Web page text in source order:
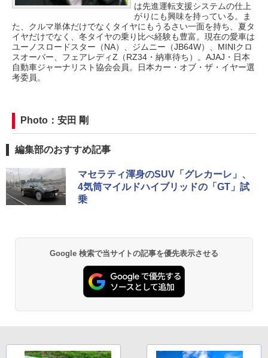
は先進運転支援システムの仕上
がりにも興味を持っている。ま
た、クルマ単体だけでなくタイヤにもうるさい一面を持ち、夏タ
イヤだけでなく、冬タイヤの乗り比べ経験も豊富。現在の愛車は
ユーノスロードスター（NA）、ジムニー（JB64W）、MINIクロ
スオーバー、フェアレディZ（RZ34・納車待ち）。AJAJ・日本
自動車ジャーナリスト協会会員。日本カー・オブ・ザ・イヤー選
考委員。
Photo：安田 剛
編集部のおすすめ記事
マセラティ渾身のSUV「グレカーレ」、
4気筒マイルドハイブリッドの「GT」試
乗
Google 検索で当サイトの記事を優先表示させる